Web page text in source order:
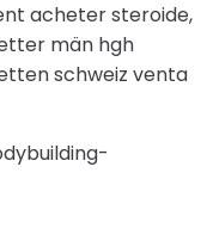
acheter steroide,
män hgh
schweiz venta